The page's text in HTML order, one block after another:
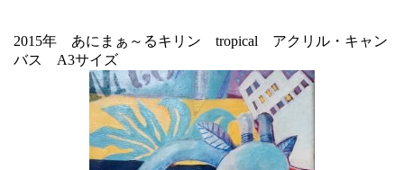
2015年 あにまぁ～るキリン tropical アクリル・キャン
バス A3サイズ